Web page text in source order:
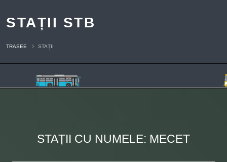
STAȚII STB
TRASEE STAȚII
STAȚII CU NUMELE: MECET